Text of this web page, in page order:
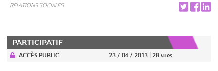
RELATIONS SOCIALES
PARTICIPATIF
ACCÈS PUBLIC 23 / 04 / 2013 | 28 vues